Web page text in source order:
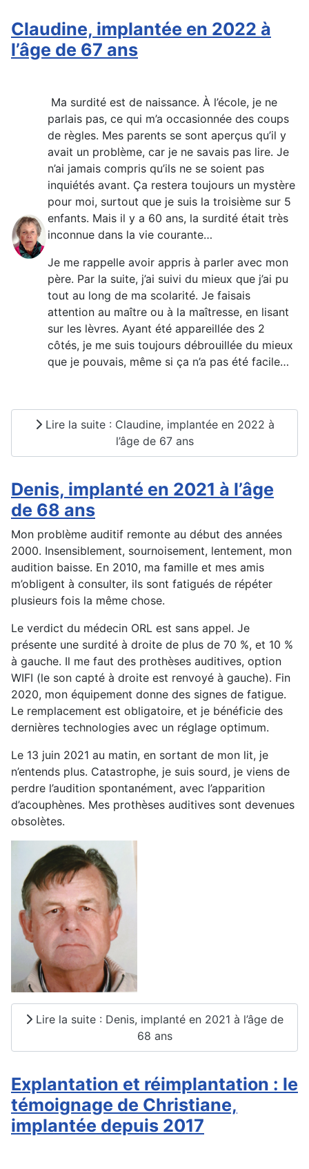
Claudine, implantée en 2022 à
l’âge de 67 ans
Ma surdité est de naissance. À l’école, je ne
parlais pas, ce qui m’a occasionnée des coups
de règles. Mes parents se sont aperçus qu’il y
avait un problème, car je ne savais pas lire. Je
n’ai jamais compris qu’ils ne se soient pas
inquiétés avant. Ça restera toujours un mystère
pour moi, surtout que je suis la troisième sur 5
enfants. Mais il y a 60 ans, la surdité était très
inconnue dans la vie courante…
Je me rappelle avoir appris à parler avec mon
père. Par la suite, j’ai suivi du mieux que j’ai pu
tout au long de ma scolarité. Je faisais
attention au maître ou à la maîtresse, en lisant
sur les lèvres. Ayant été appareillée des 2
côtés, je me suis toujours débrouillée du mieux
que je pouvais, même si ça n’a pas été facile…
Lire la suite : Claudine, implantée en 2022 à
l’âge de 67 ans
Denis, implanté en 2021 à l’âge
de 68 ans
Mon problème auditif remonte au début des années
2000. Insensiblement, sournoisement, lentement, mon
audition baisse. En 2010, ma famille et mes amis
m’obligent à consulter, ils sont fatigués de répéter
plusieurs fois la même chose.
Le verdict du médecin ORL est sans appel. Je
présente une surdité à droite de plus de 70 %, et 10 %
à gauche. Il me faut des prothèses auditives, option
WIFI (le son capté à droite est renvoyé à gauche). Fin
2020, mon équipement donne des signes de fatigue.
Le remplacement est obligatoire, et je bénéficie des
dernières technologies avec un réglage optimum.
Le 13 juin 2021 au matin, en sortant de mon lit, je
n’entends plus. Catastrophe, je suis sourd, je viens de
perdre l’audition spontanément, avec l’apparition
d’acouphènes. Mes prothèses auditives sont devenues
obsolètes.
Lire la suite : Denis, implanté en 2021 à l’âge de
68 ans
Explantation et réimplantation : le
témoignage de Christiane,
implantée depuis 2017